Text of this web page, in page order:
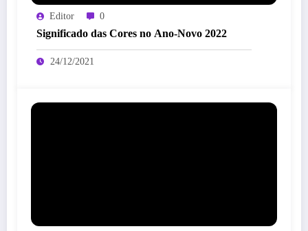
Editor 0
Significado das Cores no Ano-Novo 2022
24/12/2021